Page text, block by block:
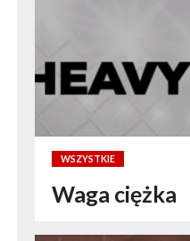
WSZYSTKIE
Waga ciężka